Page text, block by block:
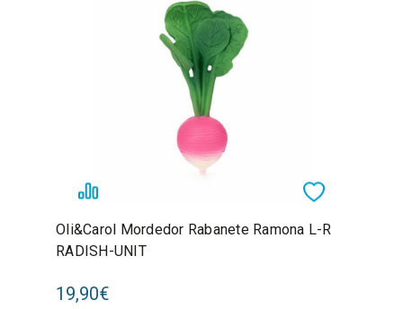
Oli&Carol Mordedor Rabanete Ramona L-R
RADISH-UNIT
19,90€